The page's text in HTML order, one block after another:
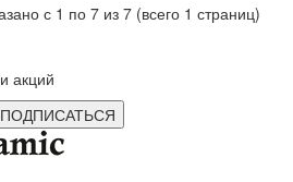
с 1 по 7 из 7 (всего 1 страниц)
акций